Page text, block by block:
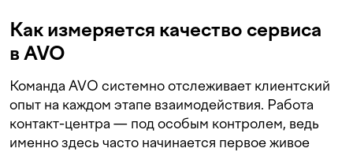
Как измеряется качество сервиса
в AVO
Команда AVO системно отслеживает клиентский
опыт на каждом этапе взаимодействия. Работа
контакт-центра — под особым контролем, ведь
именно здесь часто начинается первое живое